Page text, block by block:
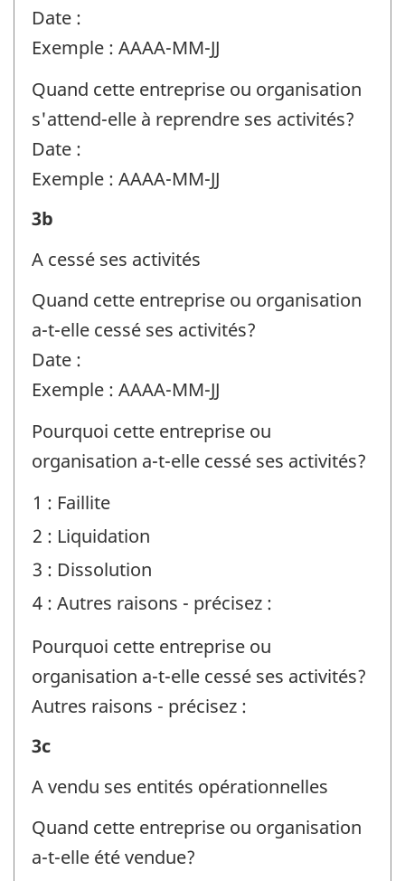
la
personne-
ressource
-
Identificateur
de
Date :
Exemple : AAAA-MM-JJ
Quand cette entreprise ou organisation
s'attend-elle à reprendre ses activités?
Date :
Exemple : AAAA-MM-JJ
Renseignements
sur
ou
l'organisation
et
la
personne-
ressource
Identificateur
de
question
:
3b
A cessé ses activités
Quand cette entreprise ou organisation
a-t-elle cessé ses activités?
Date :
Exemple : AAAA-MM-JJ
Pourquoi cette entreprise ou
organisation a-t-elle cessé ses activités?
1 : Faillite
2 : Liquidation
3 : Dissolution
4 : Autres raisons - précisez :
Pourquoi cette entreprise ou
organisation a-t-elle cessé ses activités?
Autres raisons - précisez :
Renseignements
sur
ou
l'organisation
3c
A vendu ses entités opérationnelles
Quand cette entreprise ou organisation
a-t-elle été vendue?